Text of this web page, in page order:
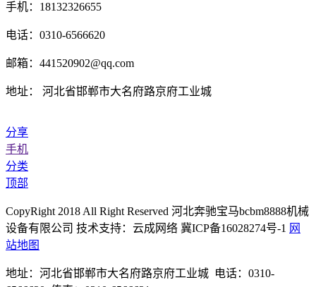
手机：18132326655
电话：0310-6566620
邮箱：441520902@qq.com
地址： 河北省邯郸市大名府路京府工业城
分享
手机
分类
顶部
CopyRight 2018 All Right Reserved 河北奔驰宝马bcbm8888机械
设备有限公司 技术支持：云成网络 冀ICP备16028274号-1 网
站地图
地址：河北省邯郸市大名府路京府工业城 电话：0310-